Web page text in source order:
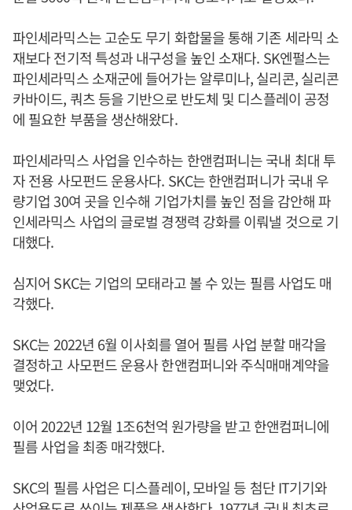
파인세라믹스는 고순도 무기 화합물을 통해 기존 세라믹 소
재보다 전기적 특성과 내구성을 높인 소재다. SK엔펄스는
파인세라믹스 소재군에 들어가는 알루미나, 실리콘, 실리콘
카바이드, 쿼츠 등을 기반으로 반도체 및 디스플레이 공정
에 필요한 부품을 생산해왔다.
파인세라믹스 사업을 인수하는 한앤컴퍼니는 국내 최대 투
자 전용 사모펀드 운용사다. SKC는 한앤컴퍼니가 국내 우
량기업 30여 곳을 인수해 기업가치를 높인 점을 감안해 파
인세라믹스 사업의 글로벌 경쟁력 강화를 이뤄낼 것으로 기
대했다.
심지어 SKC는 기업의 모태라고 볼 수 있는 필름 사업도 매
각했다.
SKC는 2022년 6월 이사회를 열어 필름 사업 분할 매각을
결정하고 사모펀드 운용사 한앤컴퍼니와 주식매매계약을
맺었다.
이어 2022년 12월 1조6천억 원가량을 받고 한앤컴퍼니에
필름 사업을 최종 매각했다.
SKC의 필름 사업은 디스플레이, 모바일 등 첨단 IT기기와